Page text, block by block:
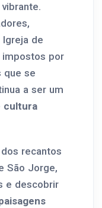
de
impostos por
que se
a ser um
cultura
recantos
São Jorge,
e descobrir